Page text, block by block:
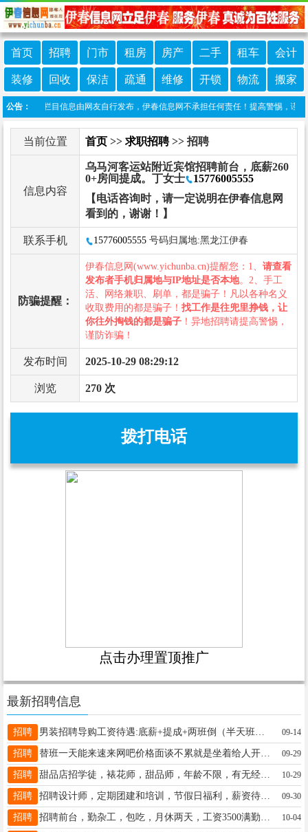
首页 招聘 门市 租房 房产 二手 租车 会计
装修 回收 保洁 疏通 维修 开锁 物流 搬家
公告：
声明：本栏目信息由网友自行发布，伊春信息网不承担任何责任！提高警惕，谨防
当前位置 首页 >> 求职招聘>> 招聘
信息内容
乌马河客运站附近宾馆招聘前台，底薪260
0+房间提成。丁女士
15776005555
【电话咨询时，请一定说明在伊春信息网
看到的，谢谢！】
联系手机 15776005555 号码归属地:黑龙江伊春
防骗提醒：
伊春信息网(www.yichunba.cn)提醒您：1、 请查看
发布者手机归属地与IP地址是否本地。2、手工
活、网络兼职、刷单，都是骗子！凡以各种名义
收取费用的都是骗子！ 找工作是往兜里挣钱，让
你往外掏钱的都是骗子 ！异地招聘请提高警惕，
谨防诈骗！
发布时间 2025-10-29 08:29:12
浏览 270 次
拨打电话
点击办理置顶推广
最新招聘信息
招聘 09-14
招聘 替班一天能来速来网吧价格面谈不累就是坐着给人开机没人可以玩手机休息网吧网18445833227 09-29
招聘 甜品店招学徒，裱花师，甜品师，年龄不限，有无经验均可，工资待遇优厚，底薪➕满勤➕提成➕工龄奖，每月两天带薪休假，非诚勿扰李15636417066 10-29
招聘 招聘设计师，定期团建和培训，节假日福利，薪资待遇优厚联系人李先生：13845868283李先生13845868283 09-30
招聘 10-04